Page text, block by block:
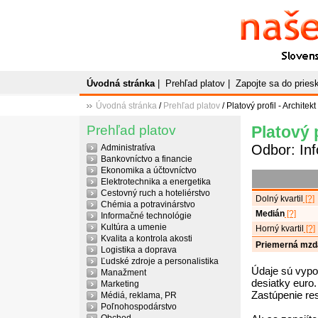
Naše
Slovenský
Úvodná stránka| Prehľad platov Zapojte sa do
Úvodná stránka / Prehľad platov / Platový profil - Architekt
Prehľad platov
Administratíva
Bankovníctvo a financie
Ekonomika a účtovníctvo
Elektrotechnika a energetika
Cestovný ruch a hoteliérstvo
Chémia a potravinárstvo
Informačné technológie
Kultúra a umenie
Kvalita a kontrola akosti
Logistika a doprava
Ľudské zdroje a personalistika
Manažment
Marketing
Médiá, reklama, PR
Poľnohospodárstvo
Platový
Odbor:
Dolný kvartil
[?]
Medián[?]
Horný kvartil
[?]
Priemerná
Údaje sú
desiatky euro.
Zastúpenie